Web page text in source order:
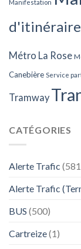
Manifestation
d'itinéraire
Métro La Rose
Canebière Service
Tramway
CATÉGORIES
Alerte Trafic
Alerte Trafic
BUS (500)
Cartreize(1)